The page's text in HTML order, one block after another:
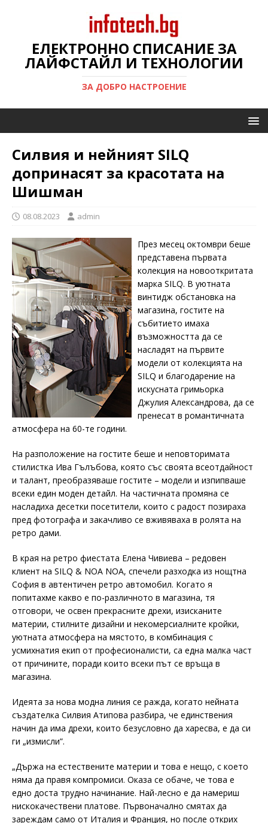
ЕЛЕКТРОННО СПИСАНИЕ ЗА
ЛАЙФСТАЙЛ И ТЕХНОЛОГИИ
ЗА ДОБРО НАСТРОЕНИЕ
Силвия и нейният SILQ
допринасят за красотата на
Шишман
08.08.2023 admin
През месец октомври беше
представена първата
колекция на новооткритата
марка SILQ. В уютната
винтидж обстановка на
магазина, гостите на
събитието имаха
възможността да се
насладят на първите
модели от колекцията на
SILQ и благодарение на
искусната гримьорка
Джулия Александрова, да се
пренесат в романтичната
атмосфера на 60-те години.
На разположение на гостите беше и неповторимата
стилистка Ива Гълъбова, която със своята всеотдайност
и талант, преобразяваше гостите – модели и изпипваше
всеки един моден детайл. На частичната промяна се
насладиха десетки посетители, които с радост позираха
пред фотографа и закачливо се вживяваха в ролята на
ретро дами.
В края на ретро фиестата Елена Чивиева – редовен
клиент на SILQ & NOA NOA, спечели разходка из нощтна
София в автентичен ретро автомобил. Когато я
попитахме какво е по-различното в магазина, тя
отговори, че освен прекрасните дрехи, изисканите
материи, стилните дизайни и некомерсиалните кройки,
уютната атмосфера на мястото, в комбинация с
усмихнатия екип от професионалисти, са една малка част
от причините, поради които всеки път се връща в
магазина.
Идеята за нова модна линия се ражда, когато нейната
създателка Силвия Атипова разбира, че единствения
начин да има дрехи, които безусловно да харесва, е да си
ги „измисли”.
„Държа на естествените материи и това е нещо, с което
няма да правя компромиси. Оказа се обаче, че това е
едно доста трудно начинание. Най-лесно е да намериш
нискокачествени платове. Първоначално смятах да
зареждам само от Италия и Франция, но после открих